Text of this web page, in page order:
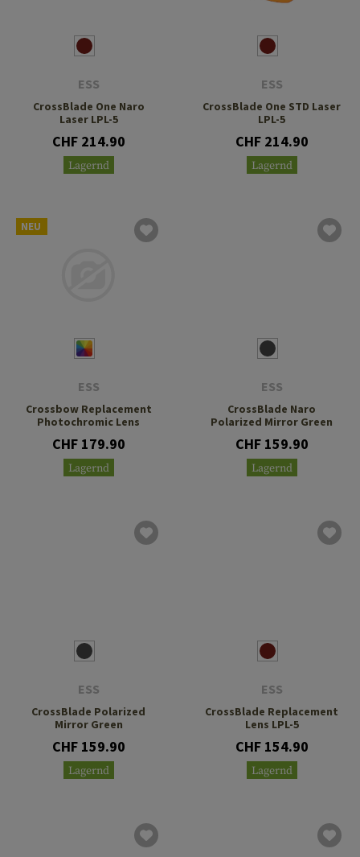
ESS
CrossBlade One Naro
Laser LPL-5
CHF 214.90
Lagernd
ESS
CrossBlade One STD Laser
LPL-5
CHF 214.90
Lagernd
NEU
ESS
Crossbow Replacement
Photochromic Lens
CHF 179.90
Lagernd
ESS
CrossBlade Naro
Polarized Mirror Green
CHF 159.90
Lagernd
ESS
CrossBlade Polarized
Mirror Green
CHF 159.90
Lagernd
ESS
CrossBlade Replacement
Lens LPL-5
CHF 154.90
Lagernd